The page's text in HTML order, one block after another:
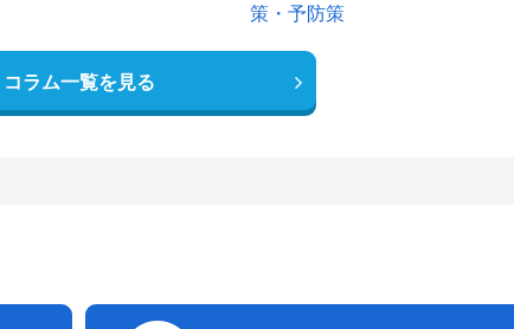
策・予防策
コラム一覧を見る